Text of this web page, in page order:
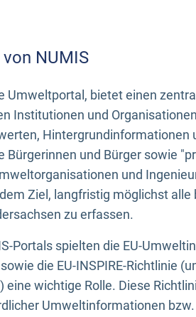
NUMIS
Umweltportal, bietet einen
Institutionen und
Bürgerinnen und Bürger sowie
und
Ziel, langfristig möglichst alle
zu erfassen.
Portals spielten die EU-
die EU-INSPIRE-Richtlinie
) eine wichtige Rolle. Diese
Umweltinformationen